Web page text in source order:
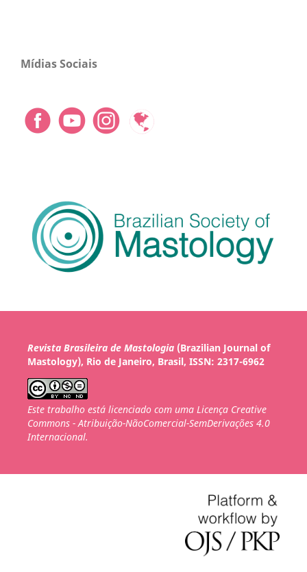
Mídias Sociais
Revista Brasileira de Mastologia(Brazilian Journal of
Mastology), Rio de Janeiro, Brasil, ISSN: 2317-6962
Este trabalho está licenciado com uma Licença Creative
Commons - Atribuição-NãoComercial-SemDerivações 4.0
Internacional.